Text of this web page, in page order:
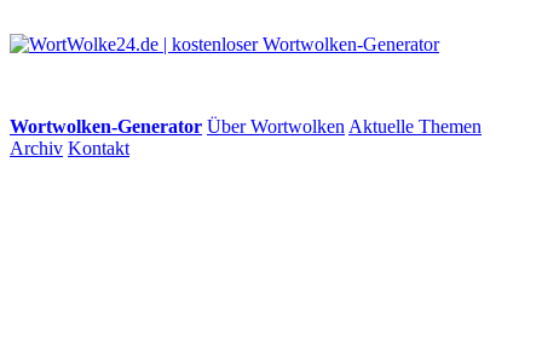
Wortwolken-Generator Über Wortwolken Aktuelle Themen
Archiv Kontakt